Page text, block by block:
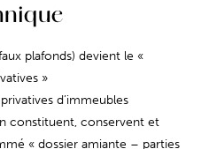
plafonds) devient le «
»
d’immeubles
constituent, conservent et
« dossier amiante – parties